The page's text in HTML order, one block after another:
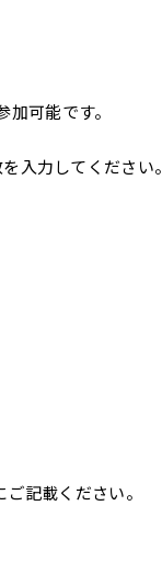
可能です。
入力してください。
記載ください。